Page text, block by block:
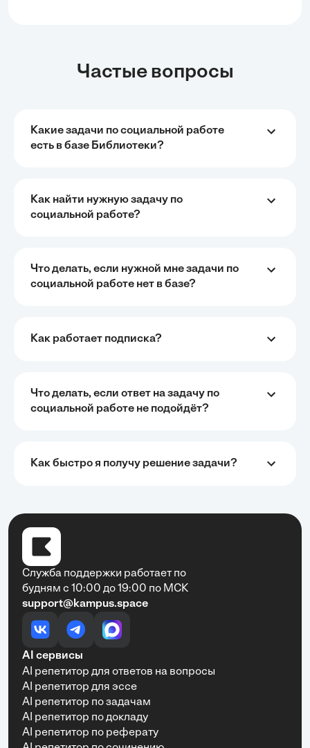
Очень быстро, недорого, качественно,
доступно
информации. Рекомендую ...
Рекомендую Кампус АИ всем, кто хочет
учиться эффективно и с комфортом
месяцев и хочу отметить высокий уровень
удобства и информативности. Платформа отлично
подходит как для самостоятельного обучения, так и
много практики и актуальных примеров.
Сайт кампус просто чудо!
Екатерина Чередниченко
Хочу выразить искреннюю благодарность
образовательной платформе за её невероятную
помощь в учебе! Благодаря удобному и интуитивно
понятному интерфейсу студенты могут быстро и
просто справляться со всеми учебными задачами.
Платформа позволяет легко решать сложные
значительно экономит время и повышает
эффективность обучения. Особенно ценю наличие
подробных объяснений и разнообразных
материалов, которые помогают лучше усвоить
хочет учиться с удовольствием и достигать
отличных результатов!
Частые вопросы
Какие задачи по социальной работе
есть в базе Библиотеки?
Как найти нужную задачу по
социальной работе?
Что делать, если нужной мне задачи по
социальной работе нет в базе?
Как работает подписка?
Что делать, если ответ на задачу по
социальной работе не подойдёт?
Как быстро я получу решение задачи?
Служба поддержки работает по
будням с 10:00 до 19:00 по МСК
support@kampus.space
AI сервисы
AI репетитор для ответов на вопросы
AI репетитор для эссе
AI репетитор по задачам
AI репетитор по докладу
AI репетитор по реферату